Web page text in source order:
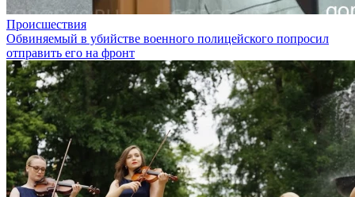
Происшествия
Обвиняемый в убийстве военного полицейского попросил
отправить его на фронт